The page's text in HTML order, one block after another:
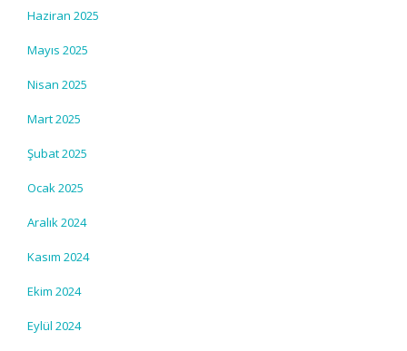
Haziran 2025
Mayıs 2025
Nisan 2025
Mart 2025
Şubat 2025
Ocak 2025
Aralık 2024
Kasım 2024
Ekim 2024
Eylül 2024